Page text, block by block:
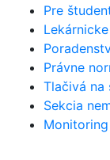
Pre
Právne
Tlačivá na
Sekcia